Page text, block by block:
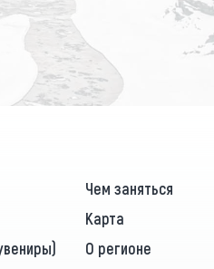
Чем заняться
Карта
О регионе